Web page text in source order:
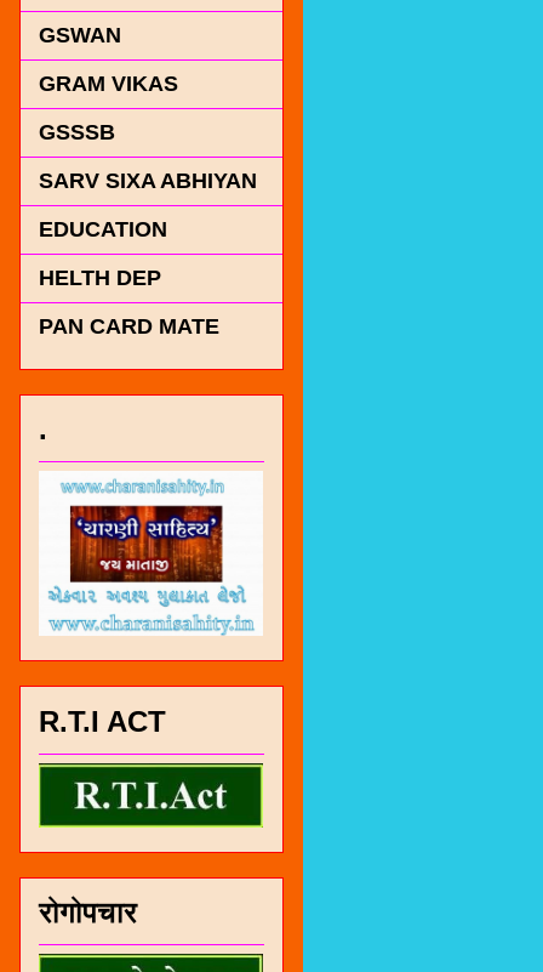
GSWAN
GRAM VIKAS
GSSSB
SARV SIXA ABHIYAN
EDUCATION
HELTH DEP
PAN CARD MATE
.
R.T.I ACT
रोगोपचार